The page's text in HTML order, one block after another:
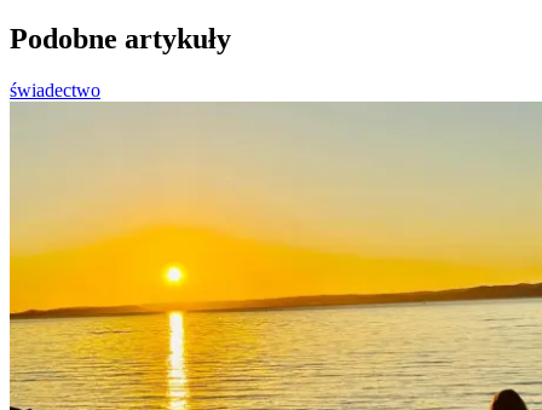
Podobne artykuły
świadectwo